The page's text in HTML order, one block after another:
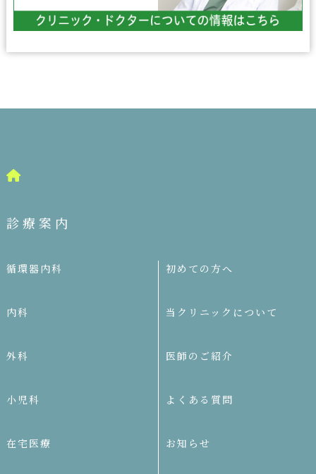
診療案内
循環器内科
内科
外科
小児科
在宅医療
初めての方へ
当クリニックについて
医師のご紹介
よくある質問
お知らせ